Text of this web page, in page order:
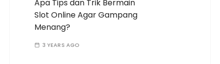
Apa Tips dan Trik Bermain
Slot Online Agar Gampang
Menang?
3 YEARS AGO